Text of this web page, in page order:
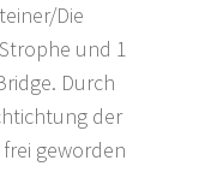
Die
und 1
Durch
der
geworden